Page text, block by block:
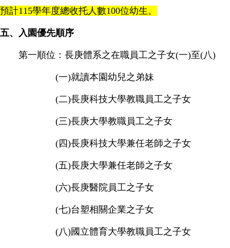
預計115學年度總收托人數100位幼生。
五、入園優先順序
第一順位：長庚體系之在職員工之子女(一)至(八)
(一)就讀本園幼兒之弟妹
(二)長庚科技大學教職員工之子女
(三)長庚大學教職員工之子女
(四)長庚科技大學兼任老師之子女
(五)長庚大學兼任老師之子女
(六)長庚醫院員工之子女
(七)台塑相關企業之子女
(八)國立體育大學教職員工之子女